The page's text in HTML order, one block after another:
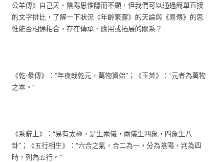
公羊傳》自己天、陰陽思惟隱而不顯，但我們可以通過簡單直接
的文字排比，了解一下狀況《年齡繁露》的天論與《易傳》的思
惟能否相通相合，存在傳承、應用或拓展的關系？
《乾·彖傳》：“年夜哉乾元，萬物資始”；《玉英》：“元者為萬物
之本。”
《系辭上》：“易有太極，是生兩儀，兩儀生四象，四象生八
卦”；《五行相生》：“六合之氣，合二為一，分為陰陽，判為四
時，列為五行。”